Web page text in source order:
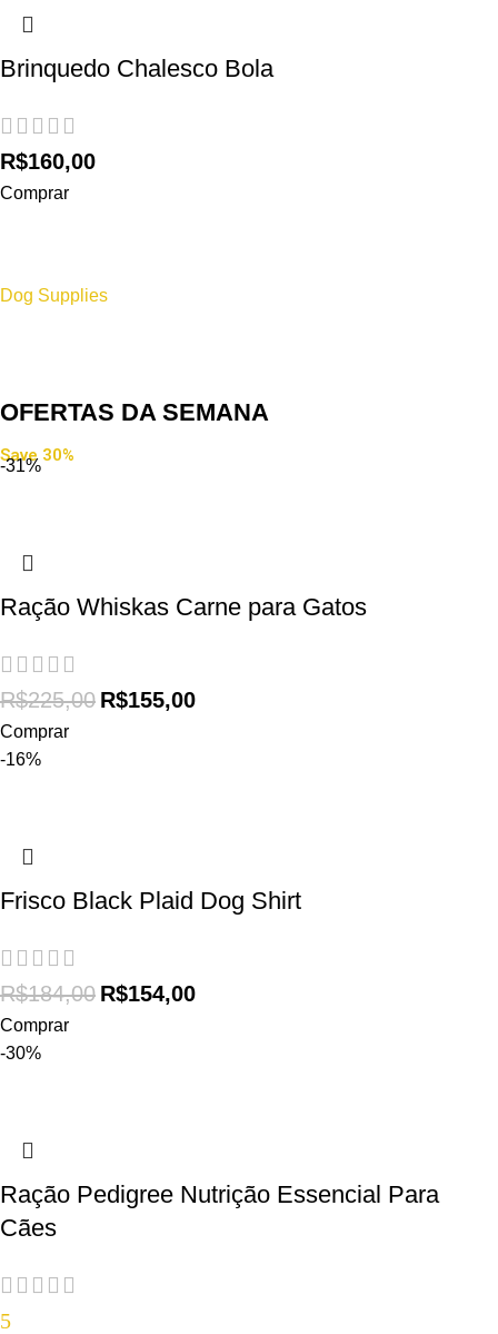
Brinquedo Chalesco Bola
R$160,00
Comprar
Dog Supplies
Save 30% Off
Food
Save 30%
OFERTAS DA SEMANA
-31%
Ração Whiskas Carne para Gatos
R$225,00 R$155,00
Comprar
-16%
Frisco Black Plaid Dog Shirt
R$184,00 R$154,00
Comprar
-30%
Ração Pedigree Nutrição Essencial Para
Cães
5